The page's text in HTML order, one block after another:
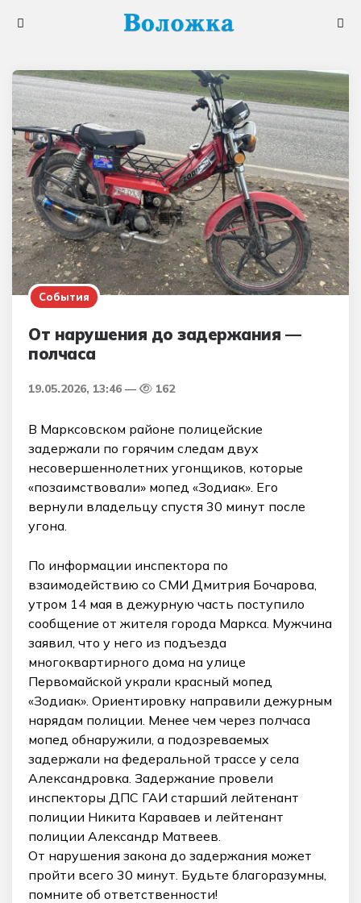
События
От нарушения до задержания —
полчаса
19.05.2026, 13:46 162
В Марксовском районе полицейские
задержали по горячим следам двух
несовершеннолетних угонщиков, которые
«позаимствовали» мопед «Зодиак». Его
вернули владельцу спустя 30 минут после
угона.
По информации инспектора по
взаимодействию со СМИ Дмитрия Бочарова,
утром 14 мая в дежурную часть поступило
сообщение от жителя города Маркса. Мужчина
заявил, что у него из подъезда
многоквартирного дома на улице
Первомайской украли красный мопед
«Зодиак». Ориентировку направили дежурным
нарядам полиции. Менее чем через полчаса
мопед обнаружили, а подозреваемых
задержали на федеральной трассе у села
Александровка. Задержание провели
инспекторы ДПС ГАИ старший лейтенант
полиции Никита Караваев и лейтенант
полиции Александр Матвеев.
От нарушения закона до задержания может
пройти всего 30 минут. Будьте благоразумны,
помните об ответственности!